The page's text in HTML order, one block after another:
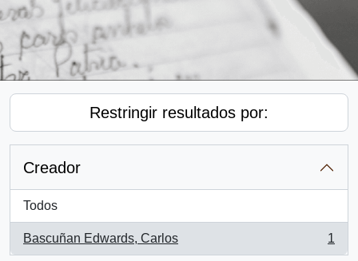
Restringir resultados por:
Creador
Todos
Bascuñan Edwards, Carlos
, 1 resultados
1